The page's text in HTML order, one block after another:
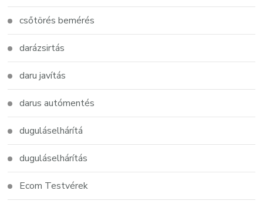
csőtörés bemérés
darázsirtás
daru javítás
darus autómentés
duguláselhárítá
duguláselhárítás
Ecom Testvérek